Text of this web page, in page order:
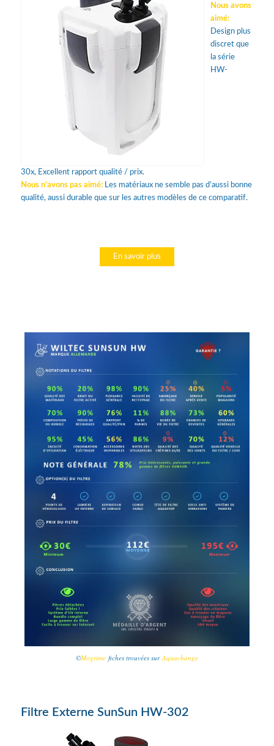
Nous avons
aimé:
Design plus
discret que
la série
HW-
30x, Excellent rapport qualité / prix.
Nous n’avons pas aimé: Les matériaux ne semble pas d’aussi bonne
qualité, aussi durable que sur les autres modèles de ce comparatif.
En savoir plus
©Mogrimefiches trouvées surAquachange
Filtre Externe SunSun HW-302